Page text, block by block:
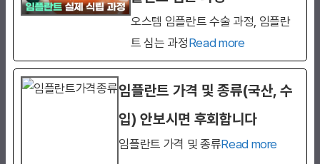
오스템 임플란트 수술 과정, 임플란
트 심는 과정Read more
임플란트 가격 및 종류(국산, 수
입) 안보시면 후회합니다
임플란트 가격 및 종류Read more